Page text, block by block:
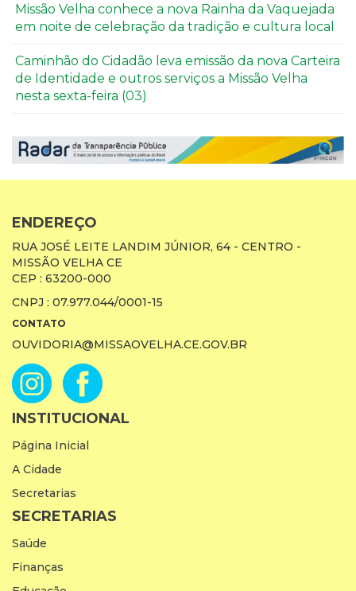
Missão Velha conhece a nova Rainha da Vaquejada
em noite de celebração da tradição e cultura local
Caminhão do Cidadão leva emissão da nova Carteira
de Identidade e outros serviços a Missão Velha
nesta sexta-feira (03)
ENDEREÇO
RUA JOSÉ LEITE LANDIM JÚNIOR, 64 - CENTRO -
MISSÃO VELHA CE
CEP : 63200-000
CNPJ : 07.977.044/0001-15
CONTATO
OUVIDORIA@MISSAOVELHA.CE.GOV.BR
INSTITUCIONAL
Página Inicial
A Cidade
Secretarias
SECRETARIAS
Saúde
Finanças